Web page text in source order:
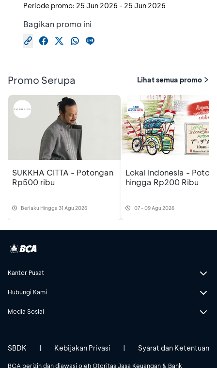
Periode promo: 25 Jun 2026 - 25 Jun 2026
Bagikan promo ini
Promo Serupa Lihat semua promo
SUKKHA CITTA - Potongan
Rp500 ribu
Berlaku Hingga 31 Agu 2026
Lokal Indonesia -
hingga Rp200 Ribu
07 - 09 Agu 2026
Kantor Pusat
Hubungi Kami
Media Sosial
BCA berizin dan diawasi oleh Otoritas Jasa Keuangan & Bank
SBDK | Kebijakan Privasi | Syarat dan Ketentuan